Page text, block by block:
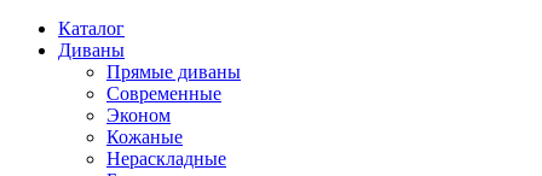
Каталог
Диваны
Прямые диваны
Современные
Эконом
Кожаные
Нераскладные